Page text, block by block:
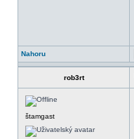
Nahoru
rob3rt
štamgast